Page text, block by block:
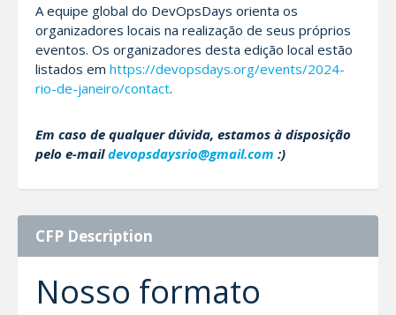
A equipe global do DevOpsDays orienta os
organizadores locais na realização de seus próprios
eventos. Os organizadores desta edição local estão
listados em https://devopsdays.org/events/2024-
rio-de-janeiro/contact.
Em caso de qualquer dúvida, estamos à disposição
pelo e-maildevopsdaysrio@gmail.com :)
CFP Description
Nosso formato